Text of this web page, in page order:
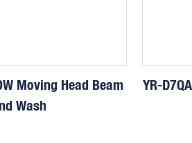
Moving Head Beam
Wash
YR-